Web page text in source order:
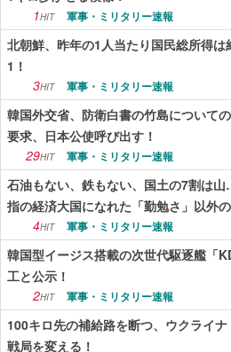
1HIT 軍事・ミリタリー速報
北朝鮮、昨年の1人当たり国民総所得
1！
3HIT 軍事・ミリタリー速報
韓国外交省、防衛白書の竹島について
要求、日本公使呼び出す！
29HIT 軍事・ミリタリー速報
石油もない、鉄もない、国土の7割は
指の経済大国になれた「勤勉さ」以外の
4HIT 軍事・ミリタリー速報
韓国型イージス搭載の次世代駆逐艦「
工と公示！
2HIT 軍事・ミリタリー速報
100キロ先の補給路を断つ、ウクライ
戦局を変える！